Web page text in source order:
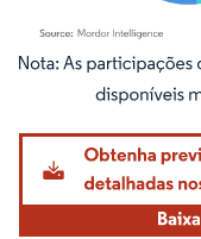
Imagem © Mordor